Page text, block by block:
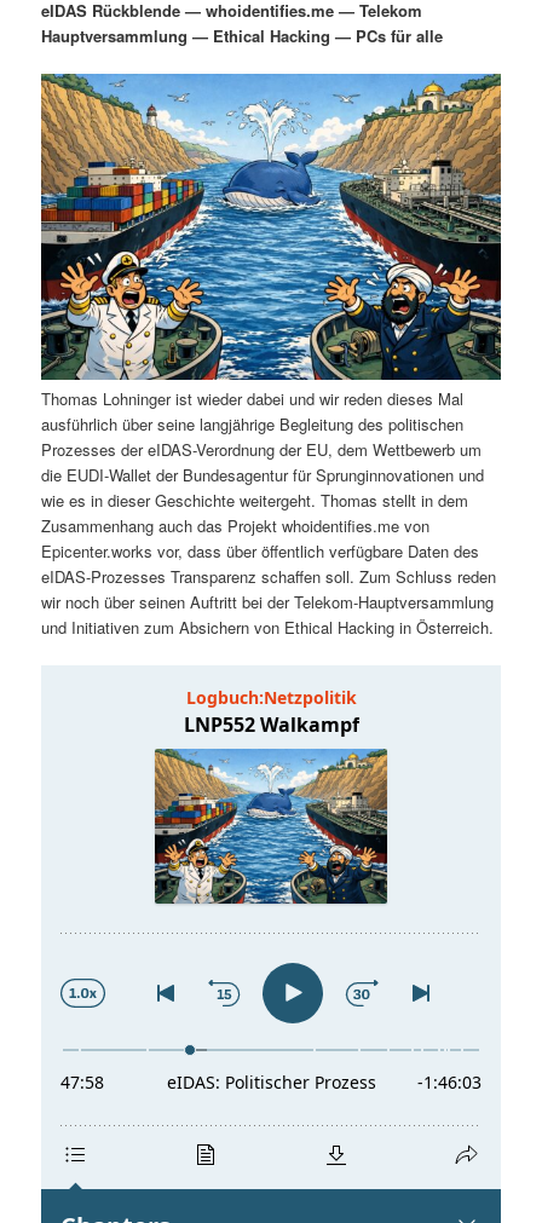
m
ä
r
e
n
I
n
h
a
l
t
s
n
u
n
d
ä
r
e
n
I
n
h
a
g
n
s
n
a
v
i
g
a
t
i
o
n
eIDAS Rückblende — whoidentifies.me — Telekom
Hauptversammlung — Ethical Hacking — PCs für alle
Thomas Lohninger ist wieder dabei und wir reden dieses Mal
ausführlich über seine langjährige Begleitung des politischen
Prozesses der eIDAS-Verordnung der EU, dem Wettbewerb um
die EUDI-Wallet der Bundesagentur für Sprunginnovationen und
wie es in dieser Geschichte weitergeht. Thomas stellt in dem
Zusammenhang auch das Projekt whoidentifies.me von
Epicenter.works vor, dass über öffentlich verfügbare Daten des
eIDAS-Prozesses Transparenz schaffen soll. Zum Schluss reden
wir noch über seinen Auftritt bei der Telekom-Hauptversammlung
und Initiativen zum Absichern von Ethical Hacking in Österreich.